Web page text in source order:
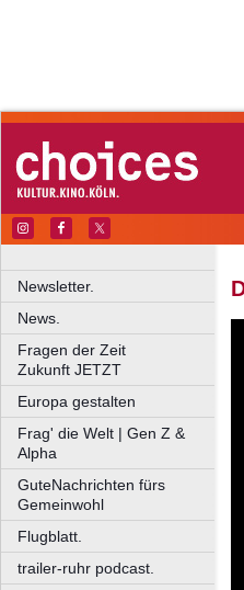
Newsletter.
News.
Fragen der Zeit
Zukunft JETZT
Europa gestalten
Frag' die Welt | Gen Z &
Alpha
GuteNachrichten fürs
Gemeinwohl
Flugblatt.
trailer-ruhr podcast.